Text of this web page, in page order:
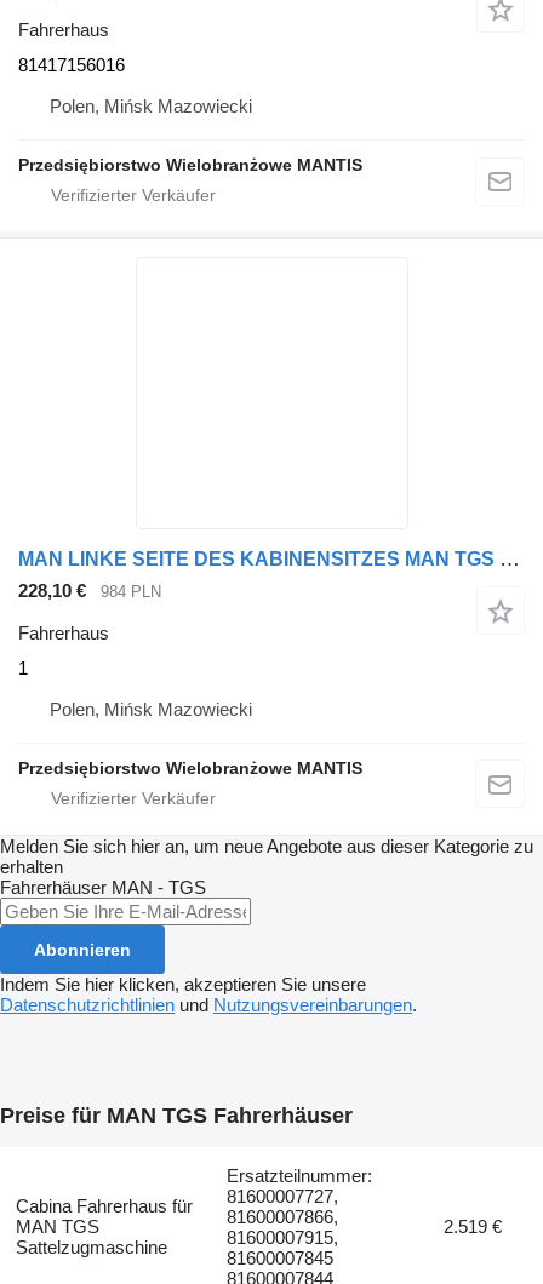
Fahrerhaus
81417156016
Polen, Mińsk Mazowiecki
Przedsiębiorstwo Wielobranżowe MANTIS
MAN LINKE SEITE DES KABINENSITZES MAN TGS TGA TGL SCHMAL 1 Fahrerhaus für Sattelzugmaschine
228,10 € 984 PLN
Fahrerhaus
1
Polen, Mińsk Mazowiecki
Przedsiębiorstwo Wielobranżowe MANTIS
Melden Sie sich hier an, um neue Angebote aus dieser Kategorie zu
erhalten
Fahrerhäuser MAN - TGS
Abonnieren
Indem Sie hier klicken, akzeptieren Sie unsere
Datenschutzrichtlinien und Nutzungsvereinbarungen.
Preise für MAN TGS Fahrerhäuser
Cabina Fahrerhaus für
MAN TGS
Sattelzugmaschine
Ersatzteilnummer:
81600007727,
81600007866,
81600007915,
81600007845
81600007844
2.519 €